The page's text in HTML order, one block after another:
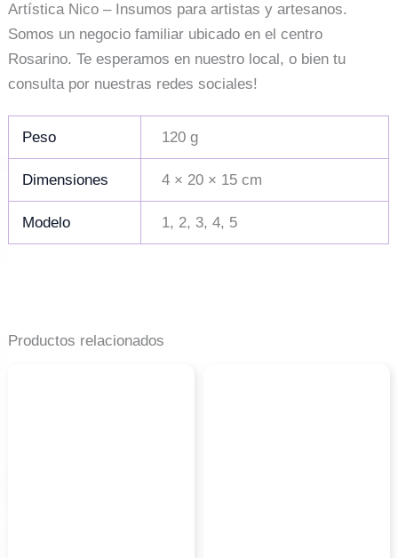
Artística Nico – Insumos para artistas y artesanos.
Somos un negocio familiar ubicado en el centro
Rosarino. Te esperamos en nuestro local, o bien tu
consulta por nuestras redes sociales!
Peso 120 g
Dimensiones 4 × 20 × 15 cm
Modelo 1, 2, 3, 4, 5
Productos relacionados